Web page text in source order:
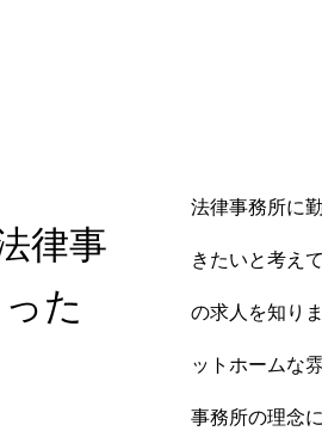
律事
た
法律事務所に
きたいと考え
の求人を知り
ットホームな
事務所の理念